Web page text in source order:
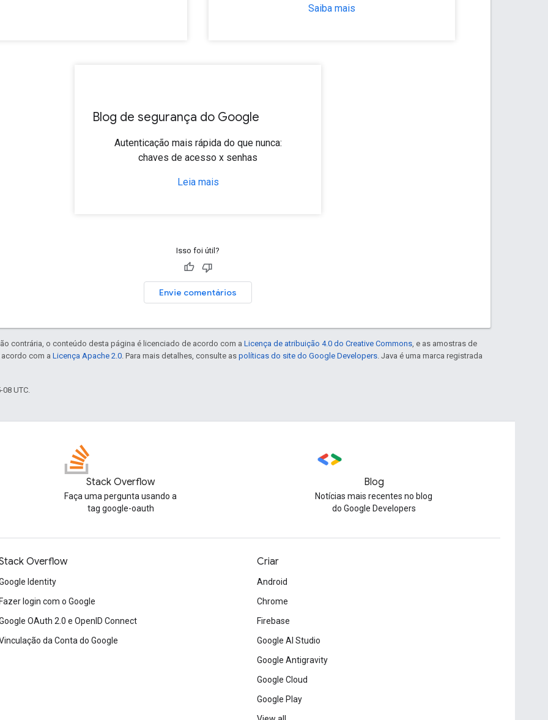
Saiba mais
Blog de segurança do Google
Autenticação mais rápida do que nunca:
chaves de acesso x senhas
Leia mais
Isso foi útil?
Envie comentários
contrária, o conteúdo desta página é licenciado de acordo com a Licença de atribuição 4.0 do Creative Commons , e as amostras de
com a Licença Apache 2.0 . Para mais detalhes, consulte as políticas do site do Google Developers . Java é uma marca registrada
UTC.
Stack Overflow
Faça uma pergunta usando a
tag google-oauth
Blog
Notícias mais recentes no blog
do Google Developers
Overflow
Identity
Fazer login com o Google
OAuth 2.0 e OpenID Connect
da Conta do Google
Criar
Android
Chrome
Firebase
Google AI Studio
Google Antigravity
Google Cloud
Google Play